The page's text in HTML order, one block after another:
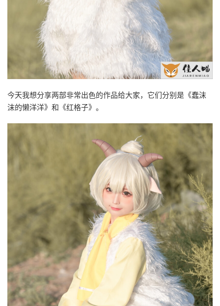
今天我想分享两部非常出色的作品给大家，它们分别是《蠢沫
沫的懒洋洋》和《红格子》。